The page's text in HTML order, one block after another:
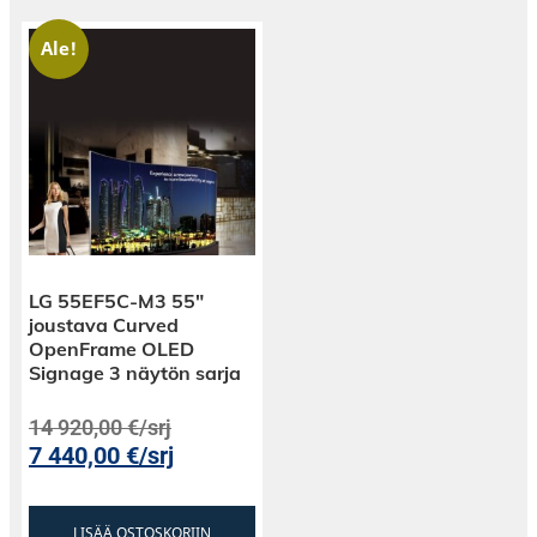
Ale!
LG 55EF5C-M3 55″
joustava Curved
OpenFrame OLED
Signage 3 näytön sarja
14 920,00€/srj
7 440,00€/srj
LISÄÄ OSTOSKORIIN